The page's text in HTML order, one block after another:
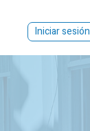
Iniciar sesión